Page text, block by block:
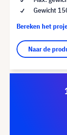
Gewicht
Bereken het
Naar de